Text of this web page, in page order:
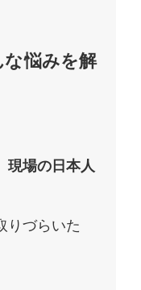
な悩みを解
現場の日本人
りづらいた